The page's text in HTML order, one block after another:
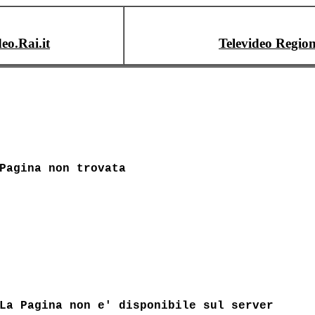
Televideo
Pagina non trovata
La Pagina non e' disponibile sul server